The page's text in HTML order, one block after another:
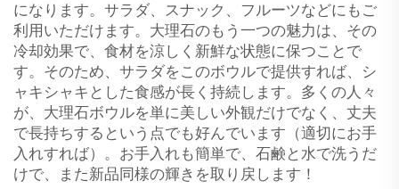
になります。サラダ、スナック、フルーツなどにもご
利用いただけます。大理石のもう一つの魅力は、その
冷却効果で、食材を涼しく新鮮な状態に保つことで
す。そのため、サラダをこのボウルで提供すれば、シ
ャキシャキとした食感が長く持続します。多くの人々
が、大理石ボウルを単に美しい外観だけでなく、丈夫
で長持ちするという点でも好んでいます（適切にお手
入れすれば）。お手入れも簡単で、石鹸と水で洗うだ
けで、また新品同様の輝きを取り戻します！